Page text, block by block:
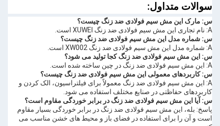
سوالات متداول:
س: مارک این مش سیم فولادی ضد زنگ چیست؟
A: نام تجاری این مش سیم فولادی ضد زنگ XUWEI است.
س: شماره مدل این مش سیم فولادی ضد زنگ چیست؟
A: شماره مدل این مش سیم فولادی ضد زنگ XW002 است.
س: این مش سیم فولادی ضد زنگ کجا تولید می شود؟
A: این مش سیم فولادی ضد زنگ در چین ساخته شده است.
س: کاربردهای معمولی این مش سیم فولادی ضد زنگ چیست؟
A: این مش سیم فولادی ضد زنگ معمولاً برای فیلتراسیون، الک کردن و
کاربردهای حفاظتی در صنایع مختلف استفاده می شود.
س: آیا این مش سیم فولادی ضد زنگ در برابر خوردگی مقاوم است؟
پاسخ: بله، این مش سیم فولادی ضد زنگ در برابر خوردگی بسیار مقاوم
است و آن را برای استفاده در فضای باز و محیط های خشن مناسب می